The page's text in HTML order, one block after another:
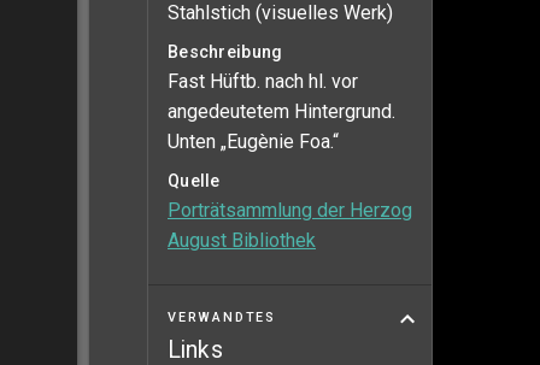
Stahlstich (visuelles Werk)
Beschreibung
Fast Hüftb. nach hl. vor
angedeutetem Hintergrund.
Unten „Eugènie Foa.“
Quelle
Porträtsammlung der Herzog
August Bibliothek
VERWANDTES
Links